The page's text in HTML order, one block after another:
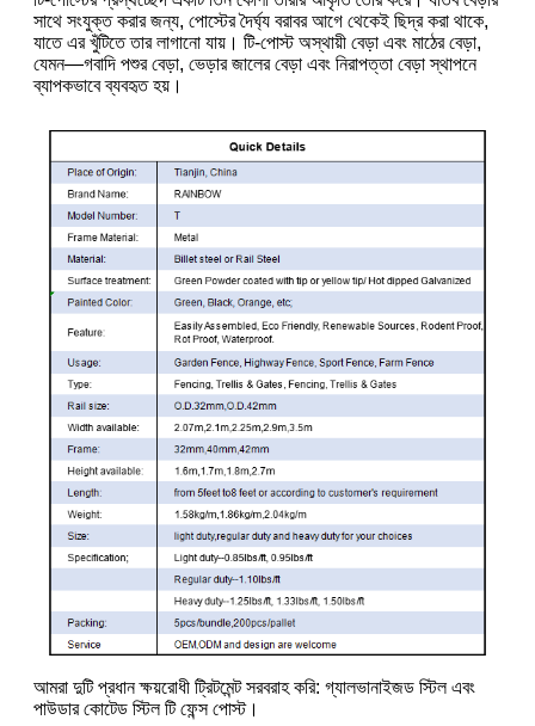
সাথে সংযুক্ত করার জন্য, পোস্টের দৈর্ঘ্য বরাবর আগে থেকেই ছিদ্র করা থাকে,
যাতে এর খুঁটিতে তার লাগানো যায়। টি-পোস্ট অস্থায়ী বেড়া এবং মাঠের বেড়া,
যেমন—গবাদি পশুর বেড়া, ভেড়ার জালের বেড়া এবং নিরাপত্তা বেড়া স্থাপনে
ব্যাপকভাবে ব্যবহৃত হয়।
আমরা দুটি প্রধান ক্ষয়রোধী ট্রিটমেন্ট সরবরাহ করি: গ্যালভানাইজড স্টিল এবং
পাউডার কোটেড স্টিল টি ফেন্স পোস্ট।